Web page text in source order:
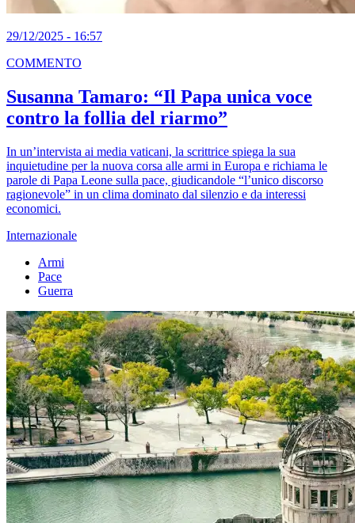
29/12/2025 - 16:57
COMMENTO
Susanna Tamaro: “Il Papa unica voce
contro la follia del riarmo”
In un’intervista ai media vaticani, la scrittrice spiega la sua
inquietudine per la nuova corsa alle armi in Europa e richiama le
parole di Papa Leone sulla pace, giudicandole “l’unico discorso
ragionevole” in un clima dominato dal silenzio e da interessi
economici.
Internazionale
Armi
Pace
Guerra